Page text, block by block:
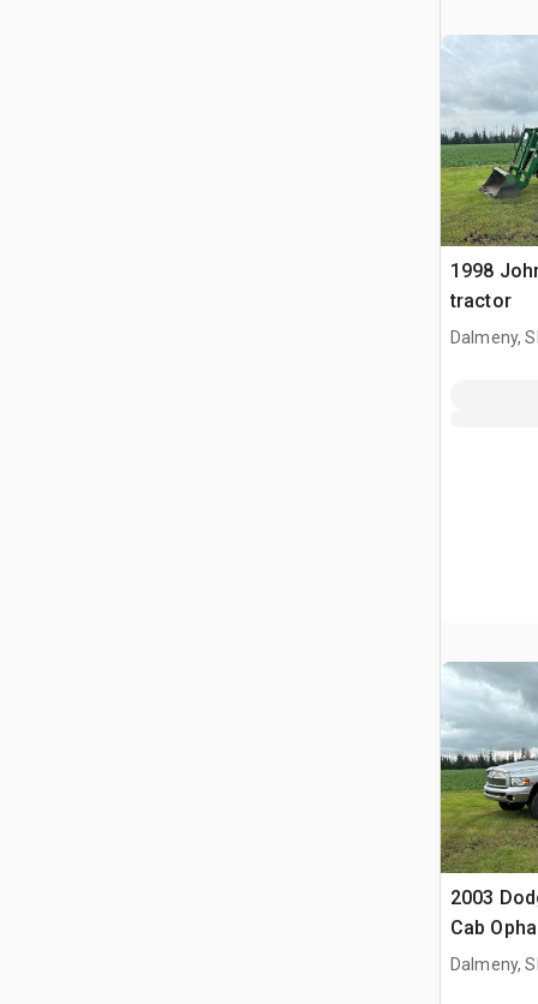
1998
tractor
Dalmeny,
2003
Cab
Dalmeny,